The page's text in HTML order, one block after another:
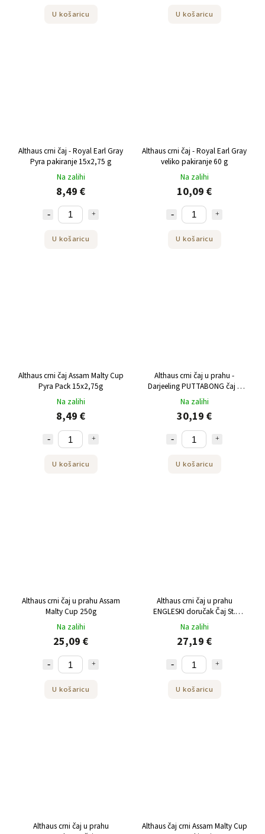
U košaricu U košaricu
Althaus crni čaj - Royal Earl Gray
Pyra pakiranje 15x2,75 g
Na zalihi
8,49 €
U košaricu
Althaus crni čaj - Royal Earl Gray
veliko pakiranje 60 g
Na zalihi
10,09 €
U košaricu
Althaus crni čaj Assam Malty Cup
Pyra Pack 15x2,75g
Na zalihi
8,49 €
U košaricu
Althaus crni čaj u prahu -
Darjeeling PUTTABONG čaj u
prahu 250 g
Na zalihi
30,19 €
U košaricu
Althaus crni čaj u prahu Assam
Malty Cup 250g
Na zalihi
25,09 €
U košaricu
Althaus crni čaj u prahu
ENGLESKI doručak Čaj St.
Andrews u prahu 250 g
Na zalihi
27,19 €
U košaricu
Althaus crni čaj u prahu
Althaus čaj crni Assam Malty Cup